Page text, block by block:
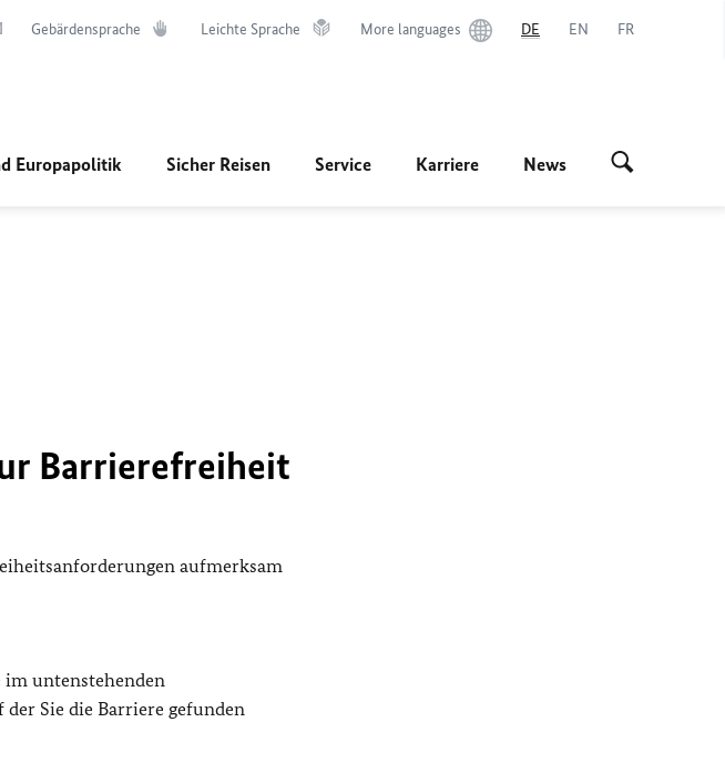
Gebärdensprache Leichte Sprache More languages DE EN FR
Europapolitik Sicher Reisen Service Karriere News
Barrierefreiheit
aufmerksam
im untenstehenden
Sie die Barriere gefunden